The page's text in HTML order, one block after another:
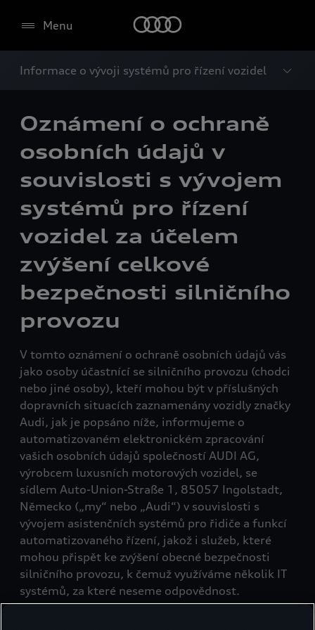
Menu
Informace o vývoji systémů pro řízení vozidel
Oznámení o ochraně
osobních údajů v
souvislosti s vývojem
systémů pro řízení
vozidel za účelem
zvýšení celkové
bezpečnosti silničního
provozu
V tomto oznámení o ochraně osobních údajů vás
jako osoby účastnící se silničního provozu (chodci
nebo jiné osoby), kteří mohou být v příslušných
dopravních situacích zaznamenány vozidly značky
Audi, jak je popsáno níže, informujeme o
automatizovaném elektronickém zpracování
vašich osobních údajů společností AUDI AG,
výrobcem luxusních motorových vozidel, se
sídlem Auto-Union-Straße 1, 85057 Ingolstadt,
Německo („my“ nebo „Audi“) v souvislosti s
vývojem asistenčních systémů pro řidiče a funkcí
automatizovaného řízení, jakož i služeb, které
mohou přispět ke zvýšení obecné bezpečnosti
silničního provozu, k čemuž využíváme několik IT
systémů, za které neseme odpovědnost.